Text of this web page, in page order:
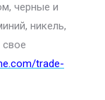
черные и
никель,
свое
trade-